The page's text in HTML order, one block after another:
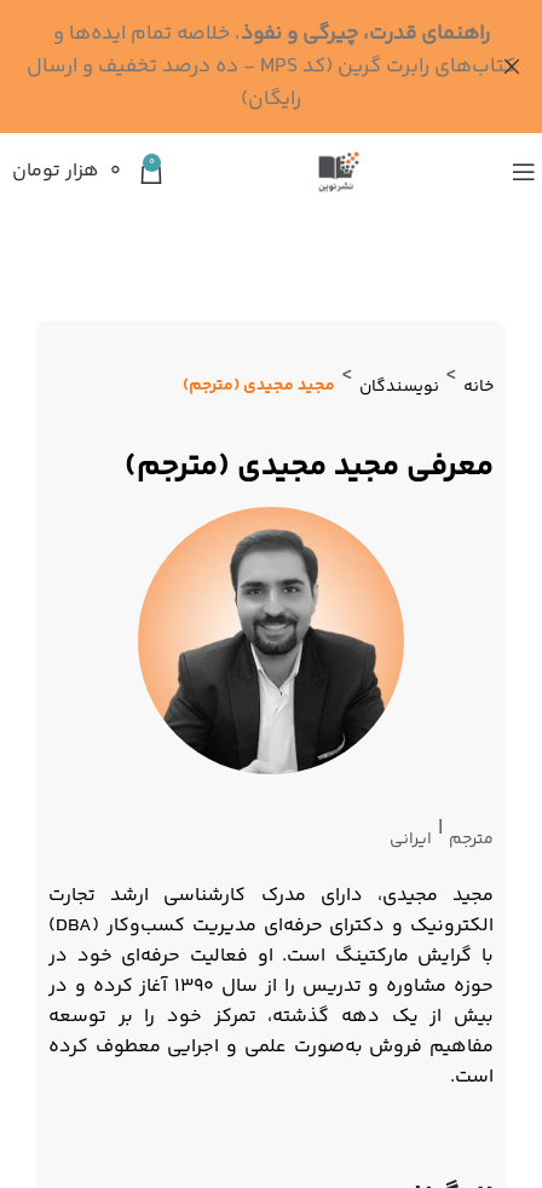
0 ۰ هزار تومان
خانه > نویسندگان > مجید مجیدی (مترجم)
معرفی مجید مجیدی (مترجم)
مترجم | ایرانی
مجید مجیدی، دارای مدرک کارشناسی ارشد تجارت
الکترونیک و دکترای حرفه‌ای مدیریت کسب‌وکار (DBA)
با گرایش مارکتینگ است. او فعالیت حرفه‌ای خود در
حوزه مشاوره و تدریس را از سال ۱۳۹۰ آغاز کرده و در
بیش از یک دهه گذشته، تمرکز خود را بر توسعه
مفاهیم فروش به‌صورت علمی و اجرایی معطوف کرده
است.
راهنمای قدرت، چیرگی و نفوذ، خلاصه تمام ایده‌ها و
کتاب‌های رابرت گرین (کد MPS - ده درصد تخفیف و ارسال
رایگان)